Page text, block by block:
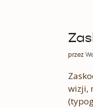
przez
wizji,